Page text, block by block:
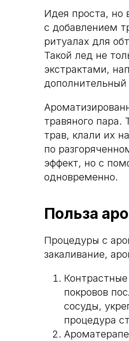
Идея проста, но
с добавлением
ритуалах для
Такой лед не
экстрактами,
дополнительный
травяного пара.
трав, клали их
по
эффект, но с
одновременно.
Польза
Процедуры с
закаливание,
покровов
сосуды,
процедура